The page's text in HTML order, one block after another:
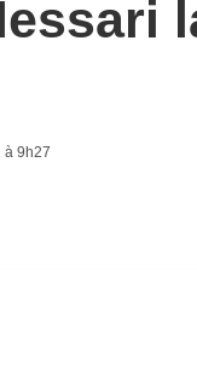
à 9h27